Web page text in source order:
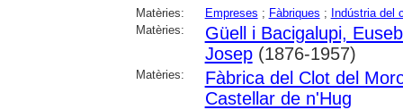
Matèries: Empreses ; Fàbriques ; Indústria del
Matèries:
Güell i Bacigalupi,
Josep(1876-1957)
Matèries:
Fàbrica del Clot del
Castellar de n'Hug